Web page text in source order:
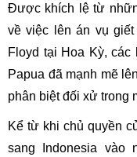
Được khích lệ từ
về việc lên án vụ
Floyd tại Hoa Kỳ, các
Papua đã mạnh mẽ
phân biệt đối xử trong
Kể từ khi chủ quyền
sang Indonesia vào